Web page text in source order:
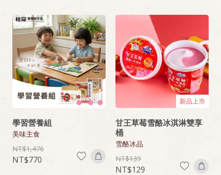
學習營養組
美味主食
1,476
770
新品上市
甘王草莓雪酪冰淇淋雙享
桶
雪酪冰品
139
129